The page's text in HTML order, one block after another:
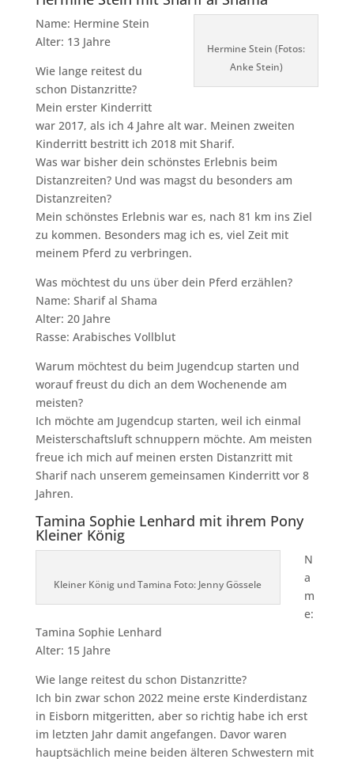
Hermine Stein (Fotos:
Anke Stein)
Name: Hermine Stein
Alter: 13 Jahre
Wie lange reitest du
schon Distanzritte?
Mein erster Kinderritt
war 2017, als ich 4 Jahre alt war. Meinen zweiten
Kinderritt bestritt ich 2018 mit Sharif.
Was war bisher dein schönstes Erlebnis beim
Distanzreiten? Und was magst du besonders am
Distanzreiten?
Mein schönstes Erlebnis war es, nach 81 km ins Ziel
zu kommen. Besonders mag ich es, viel Zeit mit
meinem Pferd zu verbringen.
Was möchtest du uns über dein Pferd erzählen?
Name: Sharif al Shama
Alter: 20 Jahre
Rasse: Arabisches Vollblut
Warum möchtest du beim Jugendcup starten und
worauf freust du dich an dem Wochenende am
meisten?
Ich möchte am Jugendcup starten, weil ich einmal
Meisterschaftsluft schnuppern möchte. Am meisten
freue ich mich auf meinen ersten Distanzritt mit
Sharif nach unserem gemeinsamen Kinderritt vor 8
Jahren.
Tamina Sophie Lenhard mit ihrem Pony
Kleiner König
Kleiner König und Tamina Foto: Jenny Gössele
N
a
m
e:
Tamina Sophie Lenhard
Alter: 15 Jahre
Wie lange reitest du schon Distanzritte?
Ich bin zwar schon 2022 meine erste Kinderdistanz
in Eisborn mitgeritten, aber so richtig habe ich erst
im letzten Jahr damit angefangen. Davor waren
hauptsächlich meine beiden älteren Schwestern mit